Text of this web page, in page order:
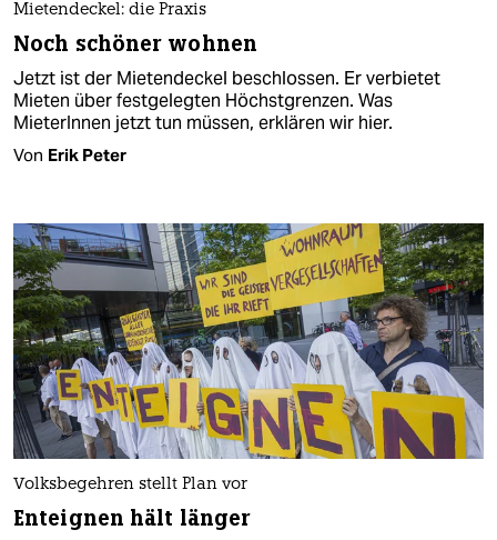
Mietendeckel: die Praxis
Noch schöner wohnen
Jetzt ist der Mietendeckel beschlossen. Er verbietet
Mieten über festgelegten Höchstgrenzen. Was
MieterInnen jetzt tun müssen, erklären wir hier.
Von Erik Peter
Volksbegehren stellt Plan vor
Enteignen hält länger